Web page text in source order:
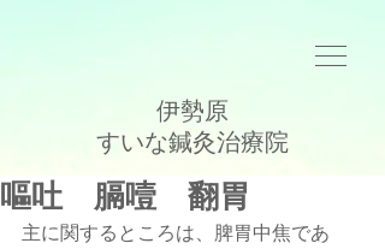
伊勢原
​すいな鍼灸治療院
嘔吐 膈噎 翻胃
主に関するところは、脾胃中焦であ